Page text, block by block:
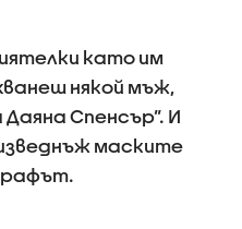
като им
някой мъж,
Даяна Спенсър”. И
маските